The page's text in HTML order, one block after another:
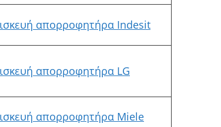
απορροφητήρα Indesit
απορροφητήρα LG
απορροφητήρα Miele